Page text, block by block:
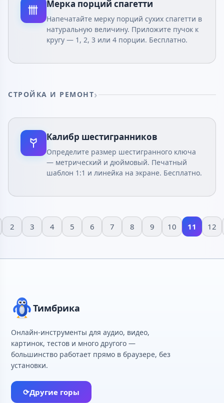
Мерка порций спагетти
Напечатайте мерку порций сухих спагетти в
натуральную величину. Приложите пучок к
кругу — 1, 2, 3 или 4 порции. Бесплатно.
СТРОЙКА И РЕМОНТ
Калибр шестигранников
Определите размер шестигранного ключа
— метрический и дюймовый. Печатный
шаблон 1:1 и линейка на экране. Бесплатно.
2 3 4 5 6 7 8 9 10 11 12
Тимбрика
Онлайн-инструменты для аудио, видео,
картинок, тестов и много другого —
большинство работает прямо в браузере, без
установки.
⟳Другие горы